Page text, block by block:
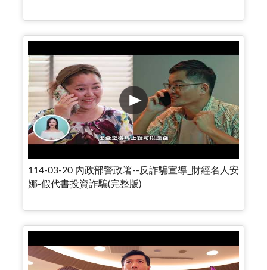
114-03-20 內政部警政署--反詐騙宣導_財經名人安
娜-假代書投資詐騙(完整版)